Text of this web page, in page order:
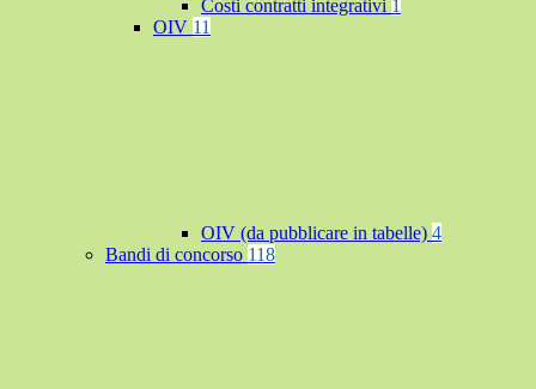
Costi contratti integrativi 1
OIV 11
OIV (da pubblicare in tabelle) 4
Bandi di concorso 118